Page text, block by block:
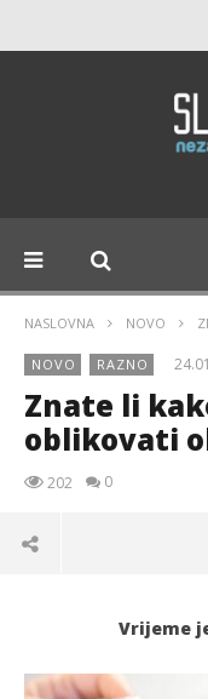
NASLOVNA NOVO
NOVO RAZNO
Znate li
oblikovati
202 0
Vrijeme